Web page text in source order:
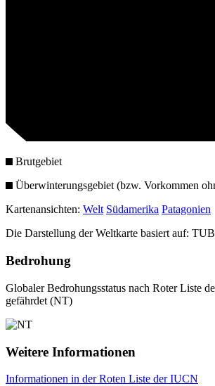
Brutgebiet
Überwinterungsgebiet (bzw. Vorkommen
Kartenansichten: Welt Südamerika Patagonien
Die Darstellung der Weltkarte basiert auf:
Bedrohung
Globaler Bedrohungsstatus nach Roter Liste
gefährdet (NT)
Weitere Informationen
Informationen in der Roten Liste der IUCN